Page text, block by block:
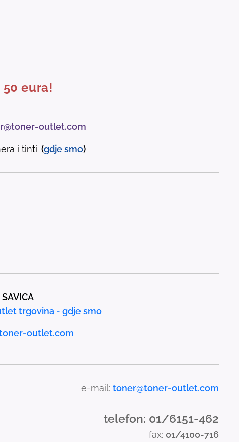
eura!
outlet.com
i tinti (gdjesmo)
trgovina - gdje smo
outlet.com
e-mail: toner@toner-outlet.com
telefon: 01/6151-462
fax: 01/4100-716